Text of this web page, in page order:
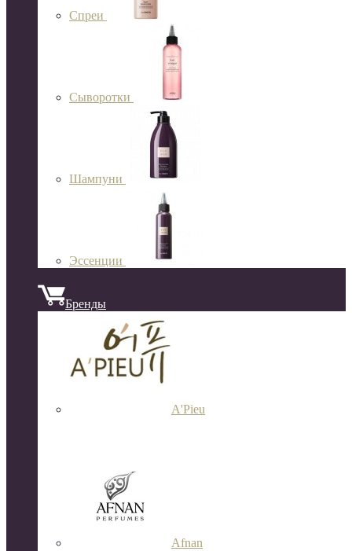
Спреи
Сыворотки
Шампуни
Эссенции
Бренды
A'Pieu
Afnan